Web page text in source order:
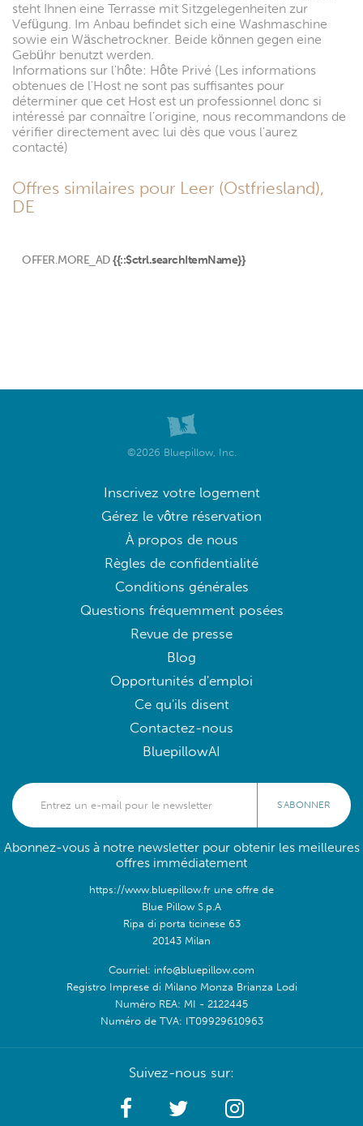
steht Ihnen eine Terrasse mit Sitzgelegenheiten zur
Vefügung. Im Anbau befindet sich eine Washmaschine
sowie ein Wäschetrockner. Beide können gegen eine
Gebühr benutzt werden.
Informations sur l'hôte: Hôte Privé (Les informations
obtenues de l'Host ne sont pas suffisantes pour
déterminer que cet Host est un professionnel donc si
intéressé par connaître l'origine, nous recommandons de
vérifier directement avec lui dès que vous l'aurez
contacté)
Offres similaires pour Leer (Ostfriesland),
DE
OFFER.MORE_AD {{::$ctrl.searchItemName}}
©2026 Bluepillow, Inc.
Inscrivez votre logement
Gérez le vôtre réservation
À propos de nous
Règles de confidentialité
Conditions générales
Questions fréquemment posées
Revue de presse
Blog
Opportunités d'emploi
Ce qu'ils disent
Contactez-nous
BluepillowAI
S'ABONNER
Abonnez-vous à notre newsletter pour obtenir les meilleures
offres immédiatement
https://www.bluepillow.fr une offre de
Blue Pillow S.p.A
Ripa di porta ticinese 63
20143 Milan
Courriel: info@bluepillow.com
Registro Imprese di Milano Monza Brianza Lodi
Numéro REA: MI - 2122445
Numéro de TVA: IT09929610963
Suivez-nous sur: